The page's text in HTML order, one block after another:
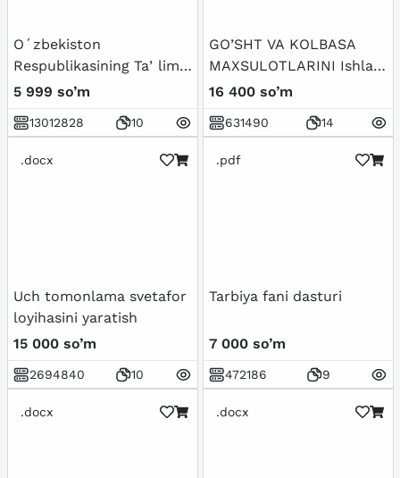
Oʻzbekiston
Respublikasining Taʼlim
toʻgʻrisidagi qonuni va
uning mohiyati
5 999 so’m
13012828 10
GO’SHT VA KOLBASA
MAXSULOTLARINI Ishlab
chiqarish loyihasi
16 400 so’m
631490 14
.docx
Uch tomonlama svetafor
loyihasini yaratish
15 000 so’m
2694840 10
.pdf
Tarbiya fani dasturi
7 000 so’m
472186 9
.docx .docx